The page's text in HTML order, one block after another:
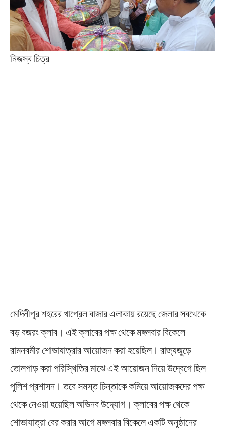
নিজস্ব চিত্র
মেদিনীপুর শহরের খাপ্রেল বাজার এলাকায় রয়েছে জেলার সবথেকে
বড় বজরং ক্লাব। এই ক্লাবের পক্ষ থেকে মঙ্গলবার বিকেলে
রামনবমীর শোভাযাত্রার আয়োজন করা হয়েছিল। রাজ্যজুড়ে
তোলপাড় করা পরিস্থিতির মাঝে এই আয়োজন নিয়ে উদ্বেগে ছিল
পুলিশ প্রশাসন। তবে সমস্ত চিন্তাকে কমিয়ে আয়োজকদের পক্ষ
থেকে নেওয়া হয়েছিল অভিনব উদ্যোগ। ক্লাবের পক্ষ থেকে
শোভাযাত্রা বের করার আগে মঙ্গলবার বিকেলে একটি অনুষ্ঠানের